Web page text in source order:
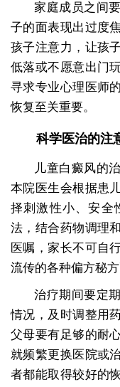
家庭成员之间
子的面表现出过度
孩子注意力，让孩
低落或不愿意出门
寻求专业心理医师
恢复至关重要。
科学医治的注
儿童白癜风的
本院医生会根据患
择刺激性小、安全
法，结合药物调理
医嘱，家长不可自
流传的各种偏方秘
治疗期间要定
情况，及时调整用
父母要有足够的耐
就频繁更换医院或
者都能取得较好的